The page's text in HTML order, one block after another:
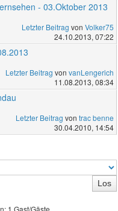
- 03.Oktober 2013
Letzter Beitrag von Volker75
24.10.2013, 07:22
Letzter Beitrag von vanLengerich
11.08.2013, 08:34
Letzter Beitrag von trac benne
30.04.2010, 14:54